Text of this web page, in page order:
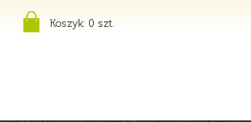
Koszyk: 0 szt.